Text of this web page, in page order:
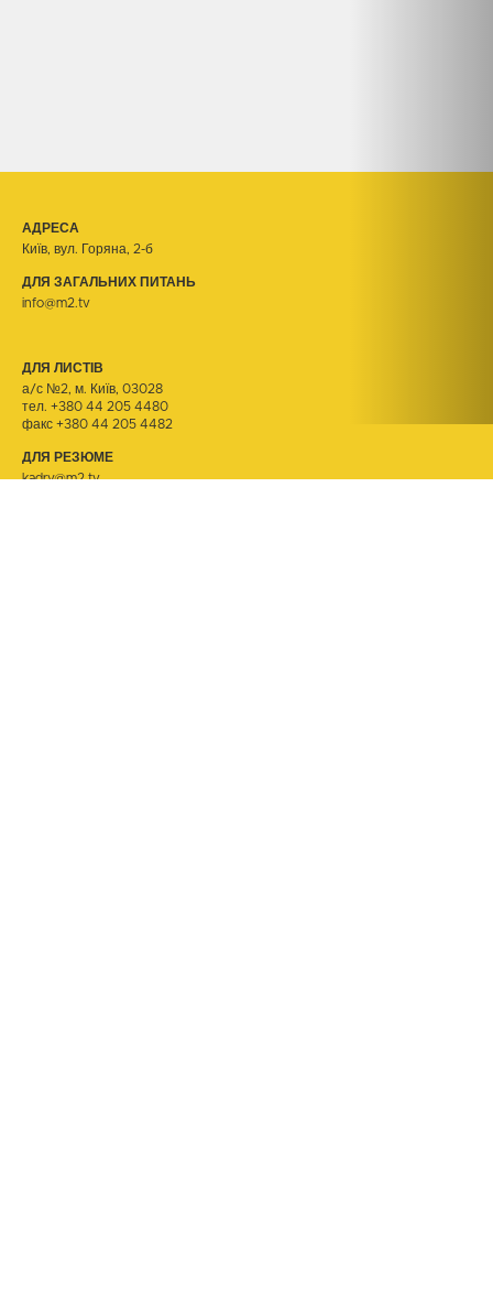
АДРЕСА
Київ, вул. Горяна, 2-б
ДЛЯ ЗАГАЛЬНИХ ПИТАНЬ
info@m2.tv
ДЛЯ ЛИСТІВ
а/с №2, м. Київ, 03028
тел. +380 44 205 4480
факс +380 44 205 4482
ДЛЯ РЕЗЮМЕ
kadry@m2.tv